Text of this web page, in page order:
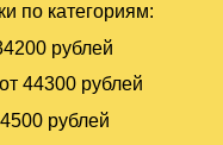
по категориям:
рублей
от 44300 рублей
рублей